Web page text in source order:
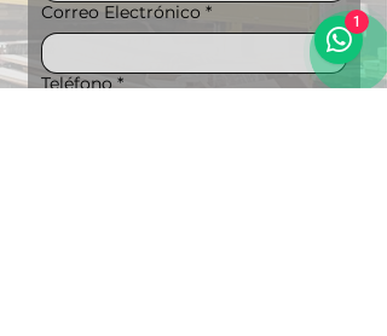
Correo Electrónico *
Teléfono *
1